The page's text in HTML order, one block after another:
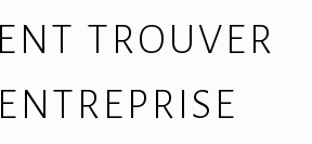
TROUVER